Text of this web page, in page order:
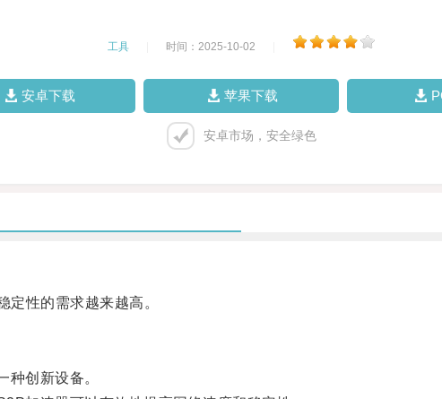
工具 时间：2025-10-02
安卓下载 苹果下载
安卓市场，安全绿色
性的需求越来越高。
创新设备。